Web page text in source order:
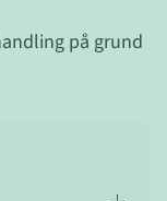
på grund